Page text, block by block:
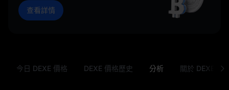
查看詳情
今日 DEXE 價格 DEXE 價格歷史 分析 關於 DEXE